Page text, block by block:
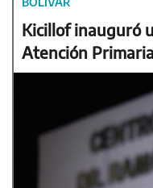
Kicillof inauguró
Atención